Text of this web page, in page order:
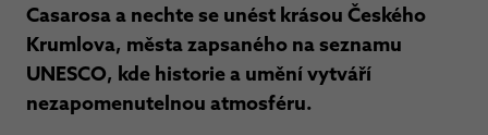
Casarosa a nechte se unést krásou Českého
Krumlova, města zapsaného na seznamu
UNESCO, kde historie a umění vytváří
nezapomenutelnou atmosféru.